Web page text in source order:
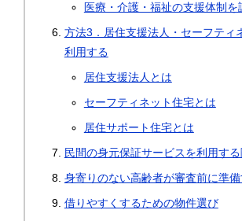
医療・介護・福祉の支援体制を
方法3．居住支援法人・セーフティ
利用する
居住支援法人とは
セーフティネット住宅とは
居住サポート住宅とは
民間の身元保証サービスを利用す
身寄りのない高齢者が審査前に準
借りやすくするための物件選び